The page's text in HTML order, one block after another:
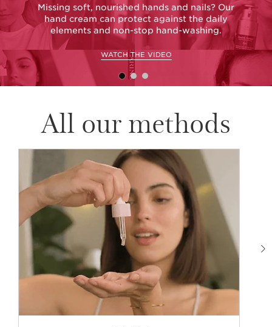
Missing soft, nourished hands and nails? Our
hand cream can protect against the daily
elements and non-stop hand-washing.
WATCH THE VIDEO
All our methods